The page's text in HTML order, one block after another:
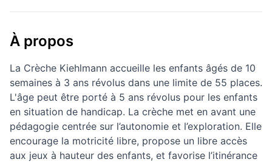
À propos
La Crèche Kiehlmann accueille les enfants âgés de 10
semaines à 3 ans révolus dans une limite de 55 places.
L'âge peut être porté à 5 ans révolus pour les enfants
en situation de handicap. La crèche met en avant une
pédagogie centrée sur l’autonomie et l’exploration. Elle
encourage la motricité libre, propose un libre accès
aux jeux à hauteur des enfants, et favorise l’itinérance